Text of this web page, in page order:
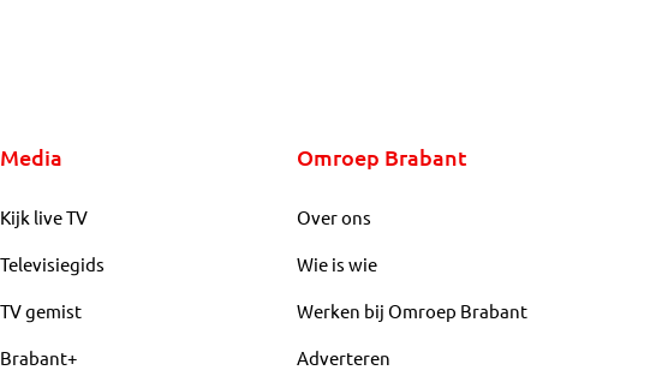
Media
Kijk live TV
Televisiegids
TV gemist
Brabant+
Omroep Brabant
Over ons
Wie is wie
Werken bij Omroep Brabant
Adverteren